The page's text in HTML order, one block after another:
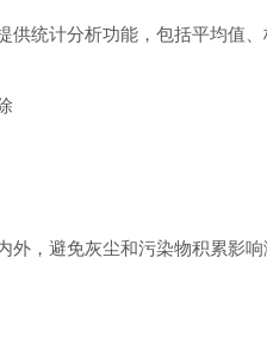
统计分析功能，包括平均值、
，避免灰尘和污染物积累影响